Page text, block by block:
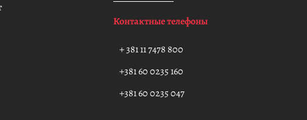
Контактные телефоны
+ 381 11 7478 800
+381 60 0235 160
+381 60 0235 047